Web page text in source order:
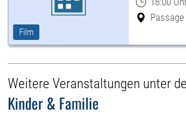
Film
Weitere Veranstaltungen unter
Kinder & Familie